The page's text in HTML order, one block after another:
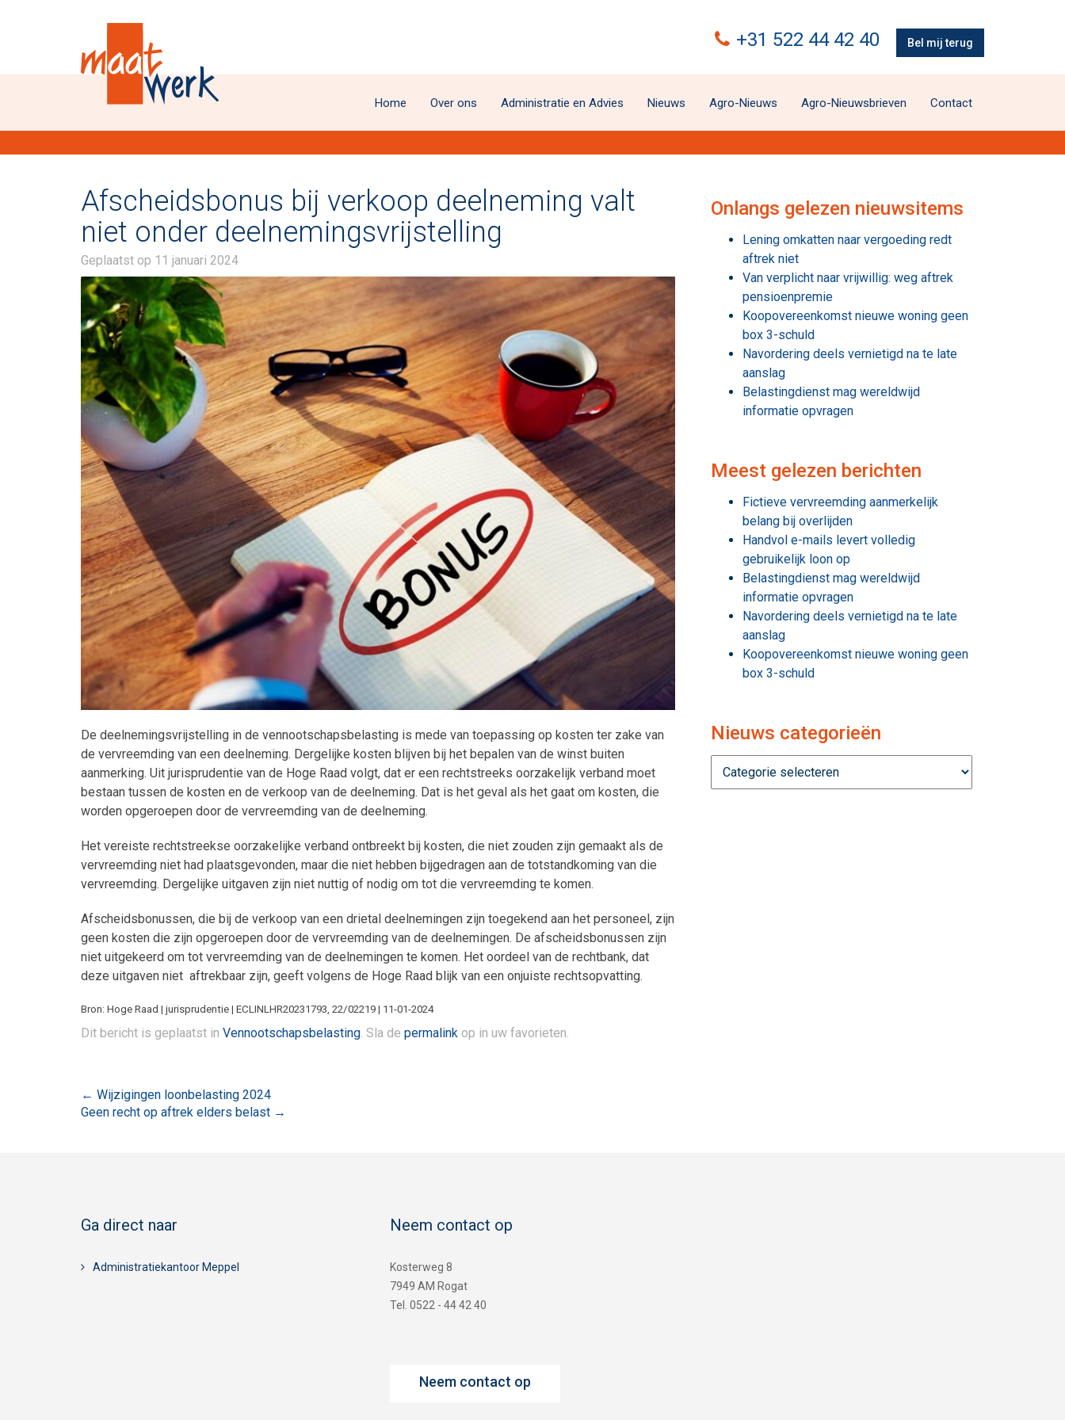
Maatwerk
+31 522 44 42 40 Bel mij terug
Home Over ons Administratie en Advies Nieuws Agro-Nieuws Agro-Nieuwsbrieven Contact
Afscheidsbonus bij verkoop deelneming valt
niet onder deelnemingsvrijstelling
Geplaatst op 11 januari 2024
De deelnemingsvrijstelling in de vennootschapsbelasting is mede van toepassing op kosten ter zake van
de vervreemding van een deelneming. Dergelijke kosten blijven bij het bepalen van de winst buiten
aanmerking. Uit jurisprudentie van de Hoge Raad volgt, dat er een rechtstreeks oorzakelijk verband moet
bestaan tussen de kosten en de verkoop van de deelneming. Dat is het geval als het gaat om kosten, die
worden opgeroepen door de vervreemding van de deelneming.
Het vereiste rechtstreekse oorzakelijke verband ontbreekt bij kosten, die niet zouden zijn gemaakt als de
vervreemding niet had plaatsgevonden, maar die niet hebben bijgedragen aan de totstandkoming van die
vervreemding. Dergelijke uitgaven zijn niet nuttig of nodig om tot die vervreemding te komen.
Afscheidsbonussen, die bij de verkoop van een drietal deelnemingen zijn toegekend aan het personeel, zijn
geen kosten die zijn opgeroepen door de vervreemding van de deelnemingen. De afscheidsbonussen zijn
niet uitgekeerd om tot vervreemding van de deelnemingen te komen. Het oordeel van de rechtbank, dat
deze uitgaven niet aftrekbaar zijn, geeft volgens de Hoge Raad blijk van een onjuiste rechtsopvatting.
Bron: Hoge Raad | jurisprudentie | ECLINLHR20231793, 22/02219 | 11-01-2024
Dit bericht is geplaatst in Vennootschapsbelasting. Sla de permalink op in uw favorieten.
Bericht
← Wijzigingen loonbelasting 2024
Geen recht op aftrek elders belast →
Onlangs gelezen nieuwsitems
Lening omkatten naar vergoeding redt
aftrek niet
Van verplicht naar vrijwillig: weg aftrek
pensioenpremie
Koopovereenkomst nieuwe woning geen
box 3-schuld
Navordering deels vernietigd na te late
aanslag
Belastingdienst mag wereldwijd
informatie opvragen
Meest gelezen berichten
Fictieve vervreemding aanmerkelijk
belang bij overlijden
Handvol e-mails levert volledig
gebruikelijk loon op
Belastingdienst mag wereldwijd
informatie opvragen
Navordering deels vernietigd na te late
aanslag
Koopovereenkomst nieuwe woning geen
box 3-schuld
Nieuws categorieën
categorieën
Ga direct naar
Administratiekantoor Meppel
Neem contact op
Kosterweg 8
7949 AM Rogat
Tel. 0522 - 44 42 40
Neem contact op